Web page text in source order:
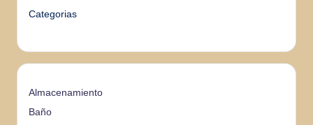
Categorias
Almacenamiento
Baño